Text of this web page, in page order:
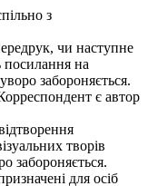
з
чи наступне
посилання на
забороняється.
є автор
творів
забороняється.
для осіб